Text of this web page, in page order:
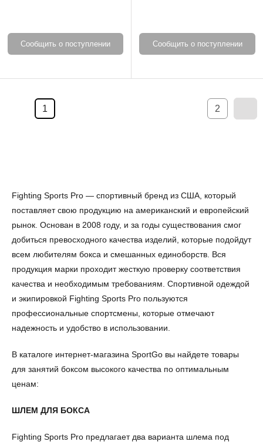
Сообщить о поступлении Сообщить о поступлении
1 2
Fighting Sports Pro — спортивный бренд из США, который
поставляет свою продукцию на американский и европейский
рынок. Основан в 2008 году, и за годы существования смог
добиться превосходного качества изделий, которые подойдут
всем любителям бокса и смешанных единоборств. Вся
продукция марки проходит жесткую проверку соответствия
качества и необходимым требованиям. Спортивной одеждой
и экипировкой Fighting Sports Pro пользуются
профессиональные спортсмены, которые отмечают
надежность и удобство в использовании.
В каталоге интернет-магазина SportGo вы найдете товары
для занятий боксом высокого качества по оптимальным
ценам:
ШЛЕМ ДЛЯ БОКСА
Fighting Sports Pro предлагает два варианта шлема под